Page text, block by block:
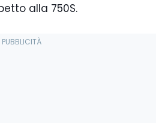
alla 750S.